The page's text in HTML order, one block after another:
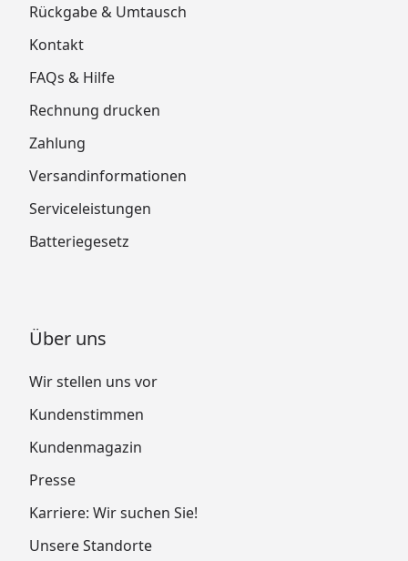
Rückgabe & Umtausch
Kontakt
FAQs & Hilfe
Rechnung drucken
Zahlung
Versandinformationen
Serviceleistungen
Batteriegesetz
Über uns
Wir stellen uns vor
Kundenstimmen
Kundenmagazin
Presse
Karriere: Wir suchen Sie!
Unsere Standorte